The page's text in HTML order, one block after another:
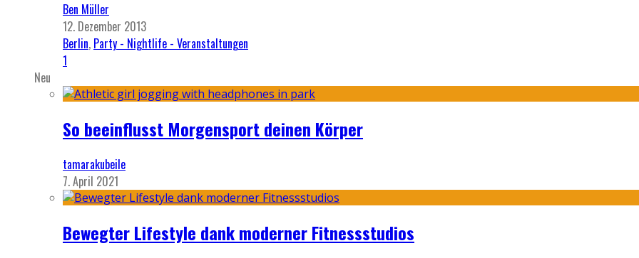
Ben Müller
12. Dezember 2013
Berlin, Party - Nightlife - Veranstaltungen
1
Neu
So beeinflusst Morgensport deinen Körper
tamarakubeile
7. April 2021
Bewegter Lifestyle dank moderner Fitnessstudios